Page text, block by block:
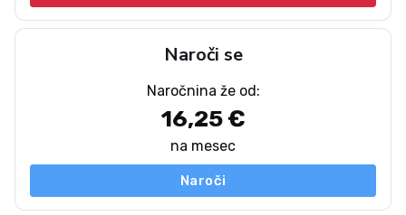
Naroči se
Naročnina že od:
16,25 €
na mesec
Naroči